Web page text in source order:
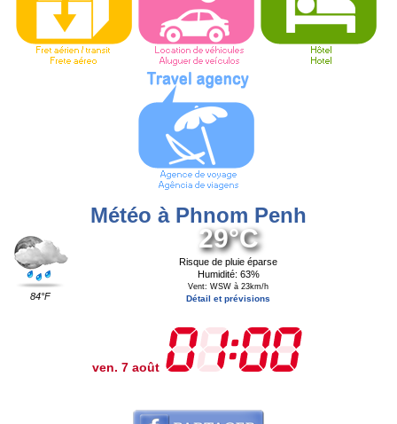
Météo à Phnom Penh
84°F
29°C
Risque de pluie éparse
Humidité: 63%
Vent: WSW à 23km/h
Détail et prévisions
ven. 7 août